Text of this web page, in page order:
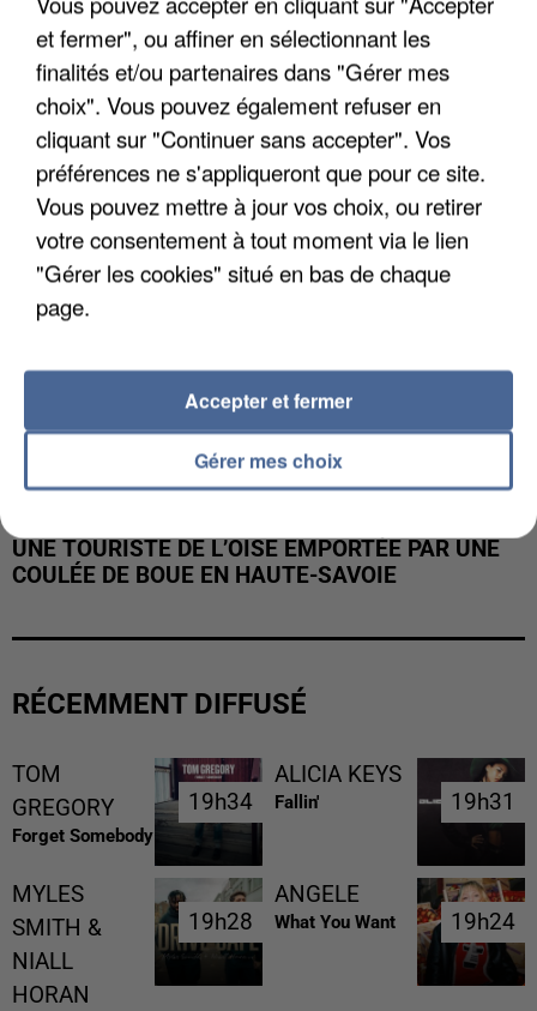
UN SECOND CADRE DE LA DZ MAFIA
INTERPELLÉ EN ALGÉRIE
UNE TOURISTE DE L’OISE EMPORTÉE PAR UNE
COULÉE DE BOUE EN HAUTE-SAVOIE
RÉCEMMENT DIFFUSÉ
TOM
GREGORY
Forget Somebody
19h34
19h34
ALICIA KEYS
Fallin' 19h31
19h31
MYLES
SMITH &
NIALL
HORAN
19h28
19h28
ANGELE
What You Want 19h24
19h24
et fermer", ou affiner en sélectionnant les
finalités et/ou partenaires dans "Gérer mes
choix". Vous pouvez également refuser en
cliquant sur "Continuer sans accepter". Vos
préférences ne s'appliqueront que pour ce site.
Vous pouvez mettre à jour vos choix, ou retirer
votre consentement à tout moment via le lien
"Gérer les cookies" situé en bas de chaque
page.
Gérer mes choix
Accepter et fermer